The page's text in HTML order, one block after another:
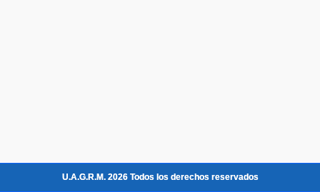
U.A.G.R.M. 2026 Todos los derechos reservados